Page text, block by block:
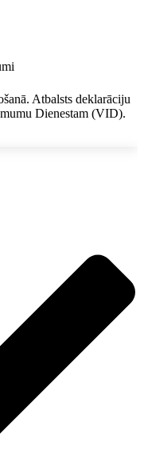
Atbalsts deklarāciju
Dienestam (VID).